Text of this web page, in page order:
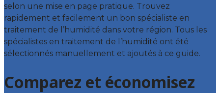
selon une mise en page pratique. Trouvez
rapidement et facilement un bon spécialiste en
traitement de l’humidité dans votre région. Tous les
spécialistes en traitement de l’humidité ont été
sélectionnés manuellement et ajoutés à ce guide.
Comparez et économisez